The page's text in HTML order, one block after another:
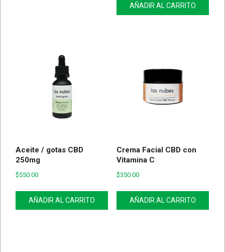
AÑADIR AL CARRITO
Aceite / gotas CBD
250mg
$550.00
AÑADIR AL CARRITO
Crema Facial CBD con
Vitamina C
$350.00
AÑADIR AL CARRITO